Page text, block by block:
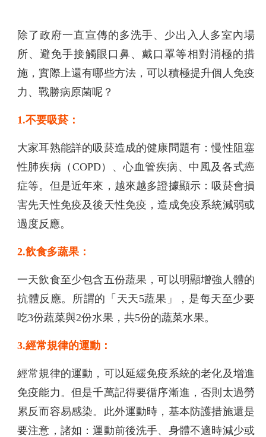
除了政府一直宣傳的多洗手、少出入人多室內場
所、避免手接觸眼口鼻、戴口罩等相對消極的措
施，實際上還有哪些方法，可以積極提升個人免疫
力、戰勝病原菌呢？
1.不要吸菸：
大家耳熟能詳的吸菸造成的健康問題有：慢性阻塞
性肺疾病（COPD）、心血管疾病、中風及各式癌
症等。但是近年來，越來越多證據顯示：吸菸會損
害先天性免疫及後天性免疫，造成免疫系統減弱或
過度反應。
2.飲食多蔬果：
一天飲食至少包含五份蔬果，可以明顯增強人體的
抗體反應。所謂的「天天5蔬果」，是每天至少要
吃3份蔬菜與2份水果，共5份的蔬菜水果。
3.經常規律的運動：
經常規律的運動，可以延緩免疫系統的老化及增進
免疫能力。但是千萬記得要循序漸進，否則太過勞
累反而容易感染。此外運動時，基本防護措施還是
要注意，諸如：運動前後洗手、身體不適時減少或